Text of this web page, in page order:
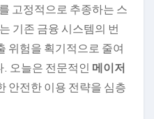
고정적으로 추종하는 스
기존 금융 시스템의 번
위험을 획기적으로 줄여
오늘은 전문적인 메이저
안전한 이용 전략을 심층